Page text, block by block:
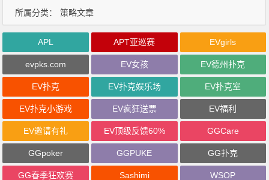
所属分类： 策略文章
APL APT亚巡赛 EVgirls
evpks.com EV女孩 EV德州扑克
EV扑克 EV扑克娱乐场 EV扑克室
EV扑克小游戏 EV疯狂送票 EV福利
EV邀请有礼 EV顶级反馈60% GGCare
GGpoker GGPUKE GG扑克
GG春季狂欢赛 Sashimi WSOP